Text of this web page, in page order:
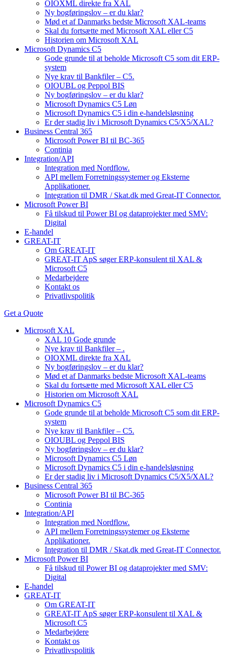
OIOXML direkte fra XAL
Ny bogføringslov – er du klar?
Mød et af Danmarks bedste Microsoft XAL-teams
Skal du fortsætte med Microsoft XAL eller C5
Historien om Microsoft XAL
Microsoft Dynamics C5
Gode grunde til at beholde Microsoft C5 som dit ERP-
system
Nye krav til Bankfiler – C5.
OIOUBL og Peppol BIS
Ny bogføringslov – er du klar?
Microsoft Dynamics C5 Løn
Microsoft Dynamics C5 i din e-handelsløsning
Er der stadig liv i Microsoft Dynamics C5/X5/XAL?
Business Central 365
Microsoft Power BI til BC-365
Continia
Integration/API
Integration med Nordflow.
API mellem Forretningssystemer og Eksterne
Applikationer.
Integration til DMR / Skat.dk med Great-IT Connector.
Microsoft Power BI
Få tilskud til Power BI og dataprojekter med SMV:
Digital
E-handel
GREAT-IT
Om GREAT-IT
GREAT-IT ApS søger ERP-konsulent til XAL &
Microsoft C5
Medarbejdere
Kontakt os
Privatlivspolitik
Get a Quote
Microsoft XAL
XAL 10 Gode grunde
Nye krav til Bankfiler – .
OIOXML direkte fra XAL
Ny bogføringslov – er du klar?
Mød et af Danmarks bedste Microsoft XAL-teams
Skal du fortsætte med Microsoft XAL eller C5
Historien om Microsoft XAL
Microsoft Dynamics C5
Gode grunde til at beholde Microsoft C5 som dit ERP-
system
Nye krav til Bankfiler – C5.
OIOUBL og Peppol BIS
Ny bogføringslov – er du klar?
Microsoft Dynamics C5 Løn
Microsoft Dynamics C5 i din e-handelsløsning
Er der stadig liv i Microsoft Dynamics C5/X5/XAL?
Business Central 365
Microsoft Power BI til BC-365
Continia
Integration/API
Integration med Nordflow.
API mellem Forretningssystemer og Eksterne
Applikationer.
Integration til DMR / Skat.dk med Great-IT Connector.
Microsoft Power BI
Få tilskud til Power BI og dataprojekter med SMV:
Digital
E-handel
GREAT-IT
Om GREAT-IT
GREAT-IT ApS søger ERP-konsulent til XAL &
Microsoft C5
Medarbejdere
Kontakt os
Privatlivspolitik